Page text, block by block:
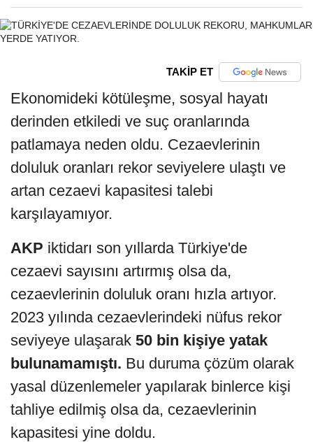
TAKİP ET
Ekonomideki kötüleşme, sosyal hayatı
derinden etkiledi ve suç oranlarında
patlamaya neden oldu. Cezaevlerinin
doluluk oranları rekor seviyelere ulaştı ve
artan cezaevi kapasitesi talebi
karşılayamıyor.
AKP iktidarı son yıllarda Türkiye'de
cezaevi sayısını artırmış olsa da,
cezaevlerinin doluluk oranı hızla artıyor.
2023 yılında cezaevlerindeki nüfus rekor
seviyeye ulaşarak 50 bin kişiye yatak
bulunamamıştı. Bu duruma çözüm olarak
yasal düzenlemeler yapılarak binlerce kişi
tahliye edilmiş olsa da, cezaevlerinin
kapasitesi yine doldu.